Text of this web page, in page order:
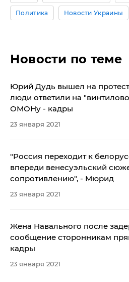
Политика Новости Украины
Новости по теме
​Юрий Дудь вышел на
люди ответили на
ОМОНу - кадры
23 января 2021
​"Россия переходит к
впереди венесуэльский
сопротивлению", - Мюрид
23 января 2021
Жена Навального после
сообщение сторонникам
кадры
23 января 2021